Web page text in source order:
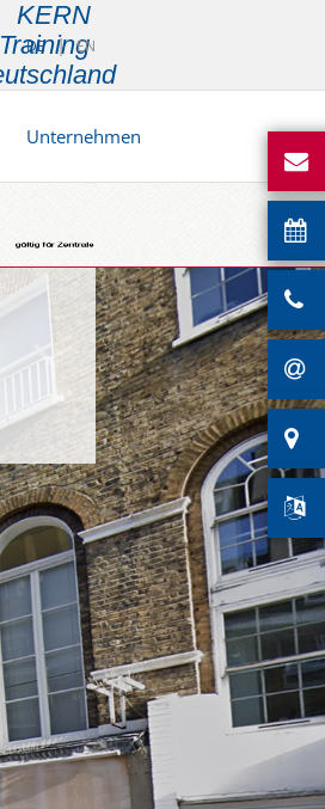
DE
EN
Unternehmen